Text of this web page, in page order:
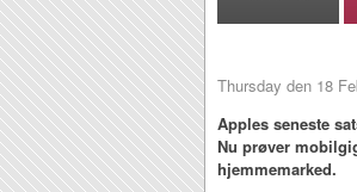
Thursday den 18
Apples seneste
Nu prøver
hjemmemarked.